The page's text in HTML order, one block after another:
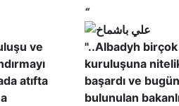
ve
atıfta
“
"..Albadyh
kuruluşuna
başardı ve
bulunulan